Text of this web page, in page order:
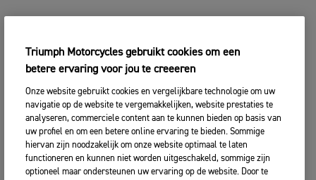
Triumph Motorcycles gebruikt cookies om een
betere ervaring voor jou te creeeren
Onze website gebruikt cookies en vergelijkbare technologie om uw
navigatie op de website te vergemakkelijken, website prestaties te
analyseren, commerciele content aan te kunnen bieden op basis van
uw profiel en om een betere online ervaring te bieden. Sommige
hiervan zijn noodzakelijk om onze website optimaal te laten
functioneren en kunnen niet worden uitgeschakeld, sommige zijn
optioneel maar ondersteunen uw ervaring op de website. Door te